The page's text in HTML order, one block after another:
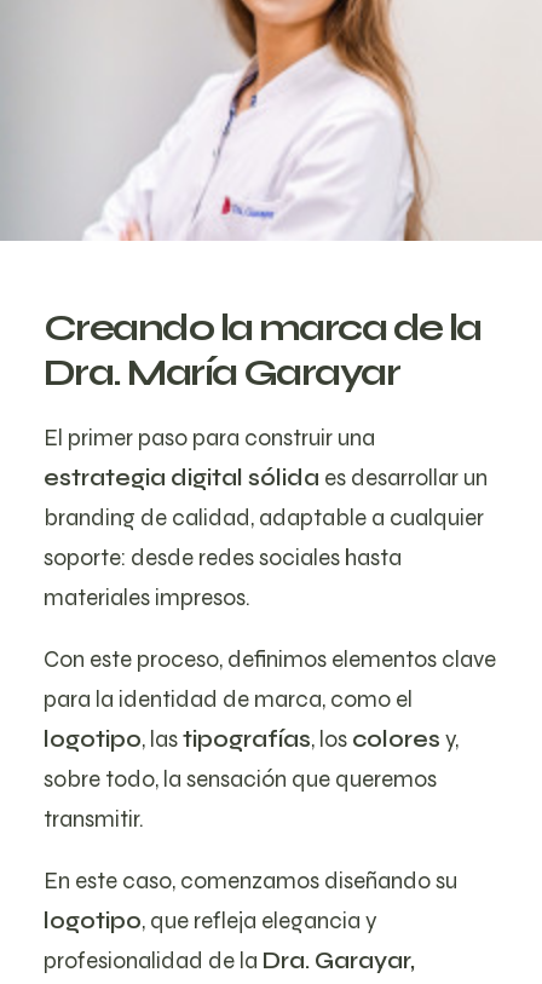
Creando la marca de la
Dra. María Garayar
El primer paso para construir una
estrategia digital sólida es desarrollar un
branding de calidad, adaptable a cualquier
soporte: desde redes sociales hasta
materiales impresos.
Con este proceso, definimos elementos clave
para la identidad de marca, como el
logotipo, lastipografías, los colores y,
sobre todo, la sensación que queremos
transmitir.
En este caso, comenzamos diseñando su
logotipo, que refleja elegancia y
profesionalidad de la Dra. Garayar,